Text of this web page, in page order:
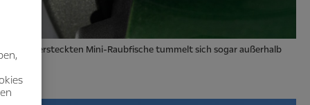
der versteckten Mini-Raubfische tummelt sich sogar außerhalb